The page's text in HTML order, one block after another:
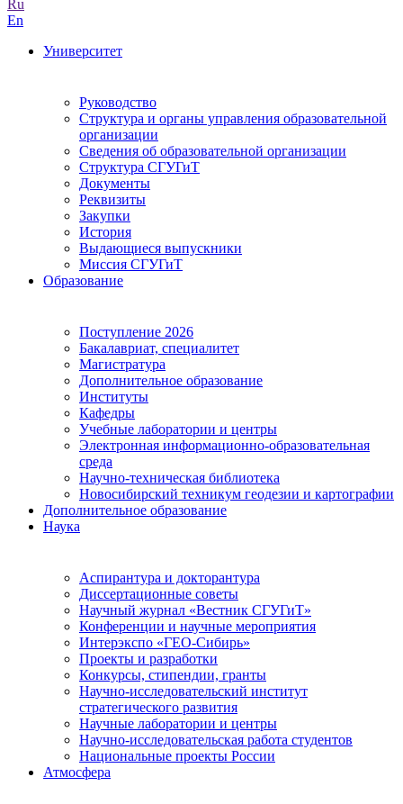
Ru
En
Университет
Руководство
Структура и органы управления образовательной
организации
Сведения об образовательной организации
Структура СГУГиТ
Документы
Реквизиты
Закупки
История
Выдающиеся выпускники
Миссия СГУГиТ
Образование
Поступление 2026
Бакалавриат, специалитет
Магистратура
Дополнительное образование
Институты
Кафедры
Учебные лаборатории и центры
Электронная информационно-образовательная
среда
Научно-техническая библиотека
Новосибирский техникум геодезии и картографии
Дополнительное образование
Наука
Аспирантура и докторантура
Диссертационные советы
Научный журнал «Вестник СГУГиТ»
Конференции и научные мероприятия
Интерэкспо «ГЕО-Сибирь»
Проекты и разработки
Конкурсы, стипендии, гранты
Научно-исследовательский институт
стратегического развития
Научные лаборатории и центры
Научно-исследовательская работа студентов
Национальные проекты России
Атмосфера